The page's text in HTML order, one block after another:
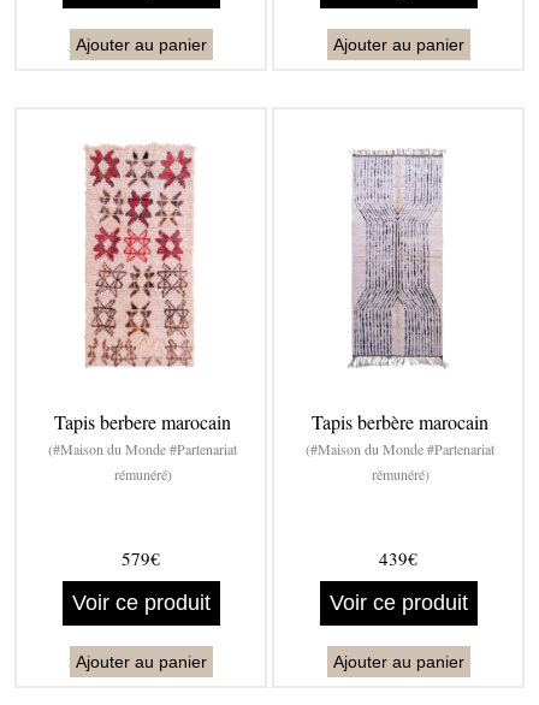
Ajouter au panier Ajouter au panier
Tapis berbere marocain
(#Maison du Monde #Partenariat
rémunéré)
579€
Voir ce produit
Ajouter au panier
Tapis berbère marocain
(#Maison du Monde #Partenariat
rémunéré)
439€
Voir ce produit
Ajouter au panier